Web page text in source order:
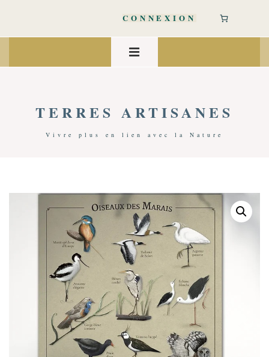
contenu
CONNEXION
TERRES ARTISANES
Vivre plus en lien avec la Nature